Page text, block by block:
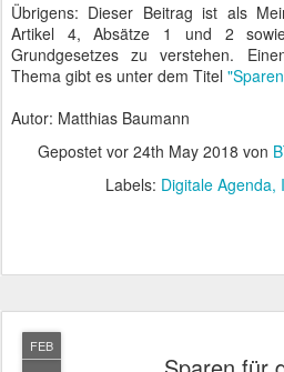
Übrigens: Dieser Beitrag ist als
Artikel 4, Absätze 1 und 2
Grundgesetzes zu verstehen.
Thema gibt es unter dem Titel
Autor: Matthias Baumann
Gepostet vor 24th May 2018 von
Labels: Digitale Agenda
FEB